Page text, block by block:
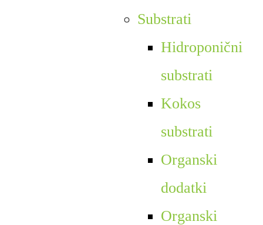
Substrati
Hidroponični
substrati
Kokos
substrati
Organski
dodatki
Organski